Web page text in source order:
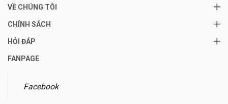
VỀ CHÚNG TÔI
CHÍNH SÁCH
HỎI ĐÁP
FANPAGE
Facebook